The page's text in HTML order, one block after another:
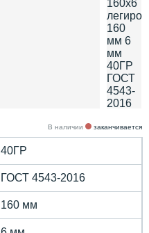
В наличии
заканчивается
40ГР
ГОСТ 4543-2016
160 мм